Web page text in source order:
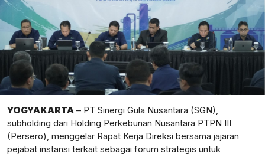
YOGYAKARTA – PT Sinergi Gula Nusantara (SGN),
subholding dari Holding Perkebunan Nusantara PTPN III
(Persero), menggelar Rapat Kerja Direksi bersama jajaran
pejabat instansi terkait sebagai forum strategis untuk